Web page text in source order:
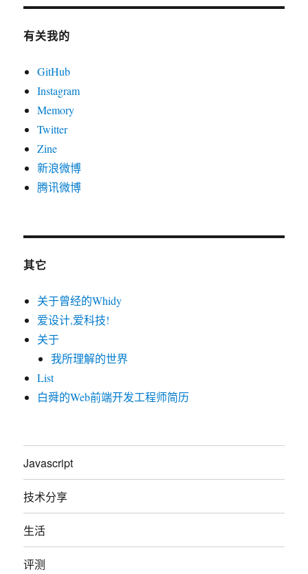
Memory
Twitter
新浪微博
腾讯微博
其它
关于
白舜的Web前端开发工程师简历
Javascript
技术分享
评测
关于
Whidy Blog 鄂ICP备12013586号-1